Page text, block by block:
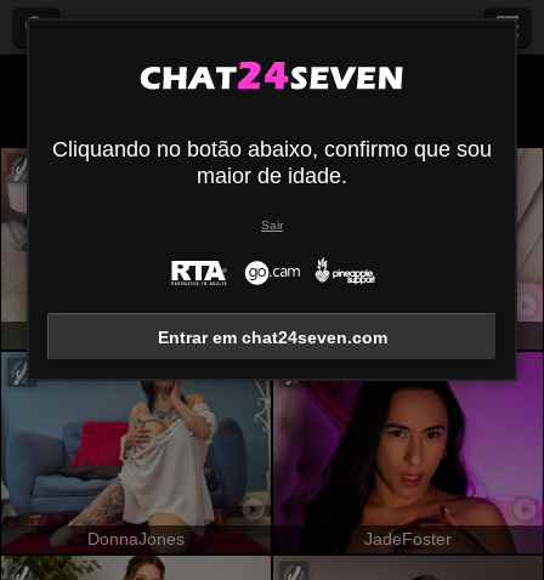
CelesteMorel ZoeRedds
DonnaJones JadeFoster
Cliquando no botão abaixo, confirmo que sou
maior de idade.
Sair
Entrar em chat24seven.com